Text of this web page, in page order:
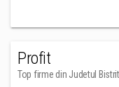
Profit
Top firme din Judetul